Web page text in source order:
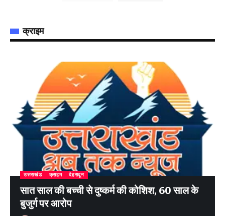
क्राइम
उत्तराखंड क्राइम देहरादून
सात साल की बच्ची से दुष्कर्म की कोशिश, 60 साल के
बुजुर्ग पर आरोप